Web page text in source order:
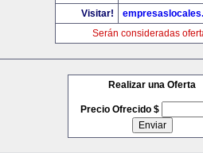
Visitar!
Serán consideradas
Realizar una Oferta
Precio Ofrecido $